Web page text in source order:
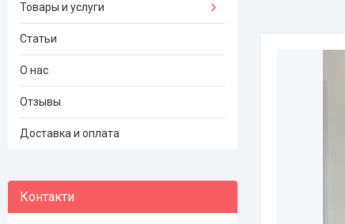
Товары и услуги
Статьи
О нас
Отзывы
Доставка и оплата